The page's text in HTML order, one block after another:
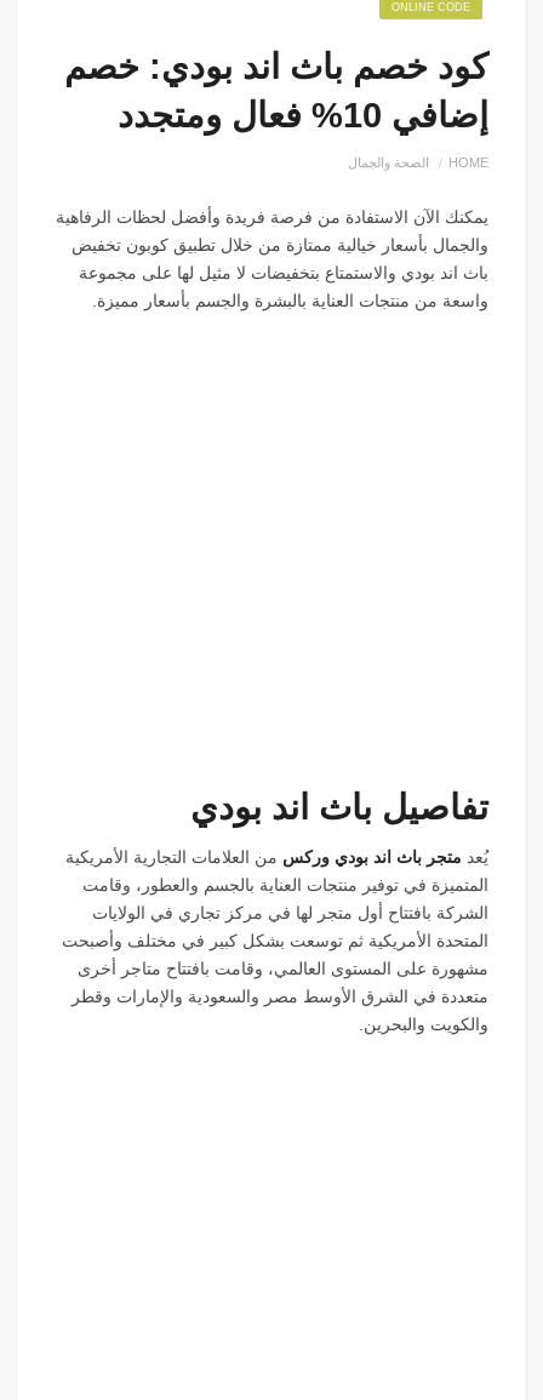
ONLINE CODE
كود خصم باث اند بودي: خصم
إضافي 10% فعال ومتجدد
HOME الصحة والجمال
يمكنك الآن الاستفادة من فرصة فريدة وأفضل لحظات الرفاهية
والجمال بأسعار خيالية ممتازة من خلال تطبيق كوبون تخفيض
باث اند بودي والاستمتاع بتخفيضات لا مثيل لها على مجموعة
واسعة من منتجات العناية بالبشرة والجسم بأسعار مميزة.
تفاصيل باث اند بودي
يُعد متجر باث اند بودي وركسمن العلامات التجارية الأمريكية
المتميزة في توفير منتجات العناية بالجسم والعطور، وقامت
الشركة بافتتاح أول متجر لها في مركز تجاري في الولايات
المتحدة الأمريكية ثم توسعت بشكل كبير في مختلف وأصبحت
مشهورة على المستوى العالمي، وقامت بافتتاح متاجر أخرى
متعددة في الشرق الأوسط مصر والسعودية والإمارات وقطر
والكويت والبحرين.